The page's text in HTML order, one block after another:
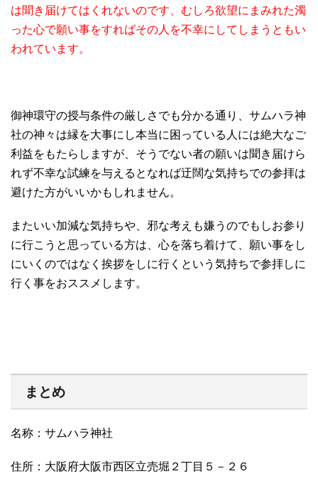
は聞き届けてはくれないのです、むしろ欲望にまみれた濁
った心で願い事をすればその人を不幸にしてしまうともい
われています。
御神環守の授与条件の厳しさでも分かる通り、サムハラ神
社の神々は縁を大事にし本当に困っている人には絶大なご
利益をもたらしますが、そうでない者の願いは聞き届けら
れず不幸な試練を与えるとなれば迂闊な気持ちでの参拝は
避けた方がいいかもしれません。
またいい加減な気持ちや、邪な考えも嫌うのでもしお参り
に行こうと思っている方は、心を落ち着けて、願い事をし
にいくのではなく挨拶をしに行くという気持ちで参拝しに
行く事をおススメします。
まとめ
名称：サムハラ神社
住所：大阪府大阪市西区立売堀２丁目５－２６